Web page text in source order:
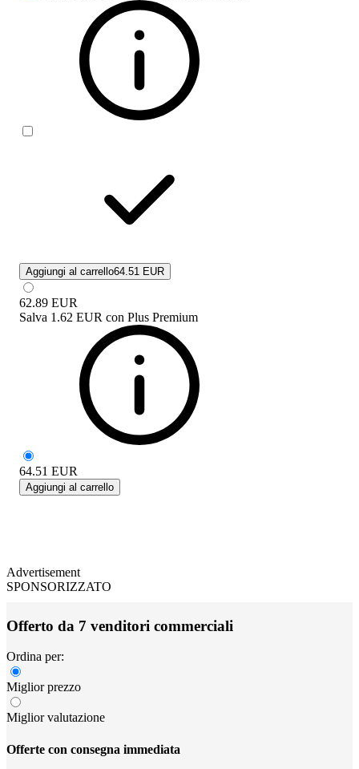
Aggiungi al carrello64.51 EUR
62.89 EUR
Salva 1.62 EUR con Plus Premium
64.51 EUR
Aggiungi al carrello
Advertisement
SPONSORIZZATO
Offerto da 7 venditori commerciali
Ordina per:
Miglior prezzo
Miglior valutazione
Offerte con consegna immediata